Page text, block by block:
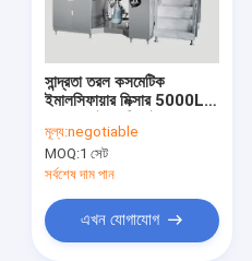
সান্দ্রতা তরল কসমেটিক
ইমালসিফায়ার মিক্সার 5000L
হোমোজেনাইজার
মূল্য:negotiable
MOQ:1 সেট
সর্বশেষ দাম পান
এখন যোগাযোগ